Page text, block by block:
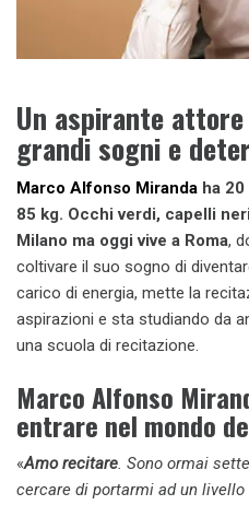
Un aspirante
grandi sogni e
Marco Alfonso Miranda ha
85 kg. Occhi verdi, capelli
Milano ma oggi vive a Roma,
coltivare il suo sogno di
carico di energia, mette la
aspirazioni e sta studiando da
una scuola di recitazione.
Marco Alfonso
entrare nel mondo
«Amo recitare. Sono ormai
cercare di portarmi ad un